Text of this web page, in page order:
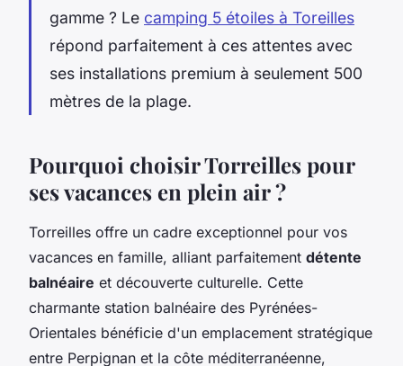
gamme ? Le camping 5 étoiles à Toreilles
répond parfaitement à ces attentes avec
ses installations premium à seulement 500
mètres de la plage.
Pourquoi choisir Torreilles pour
ses vacances en plein air ?
Torreilles offre un cadre exceptionnel pour vos
vacances en famille, alliant parfaitement détente
balnéaire et découverte culturelle. Cette
charmante station balnéaire des Pyrénées-
Orientales bénéficie d'un emplacement stratégique
entre Perpignan et la côte méditerranéenne,